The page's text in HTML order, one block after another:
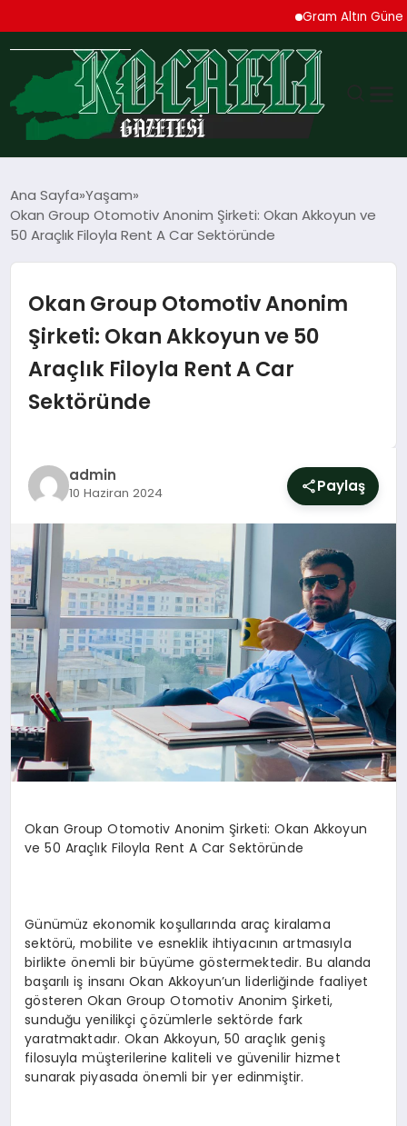
Gram Altın Güne
TEKNOLOJI
MAGAZIN
YAŞAM
SAĞLIK
EĞITIM
Ana Sayfa Yaşam
Okan Group Otomotiv Anonim Şirketi: Okan Akkoyun ve
50 Araçlık Filoyla Rent A Car Sektöründe
Okan Group Otomotiv Anonim
Şirketi: Okan Akkoyun ve 50
Araçlık Filoyla Rent A Car
Sektöründe
admin
10 Haziran 2024 Paylaş
Okan Group Otomotiv Anonim Şirketi: Okan Akkoyun
ve 50 Araçlık Filoyla Rent A Car Sektöründe
Günümüz ekonomik koşullarında araç kiralama
sektörü, mobilite ve esneklik ihtiyacının artmasıyla
birlikte önemli bir büyüme göstermektedir. Bu alanda
başarılı iş insanı Okan Akkoyun’un liderliğinde faaliyet
gösteren Okan Group Otomotiv Anonim Şirketi,
sunduğu yenilikçi çözümlerle sektörde fark
yaratmaktadır. Okan Akkoyun, 50 araçlık geniş
filosuyla müşterilerine kaliteli ve güvenilir hizmet
sunarak piyasada önemli bir yer edinmiştir.